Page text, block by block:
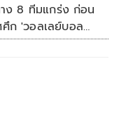
าง 8 ทีมแกร่ง ก่อน
ศึก 'วอลเลย์บอล